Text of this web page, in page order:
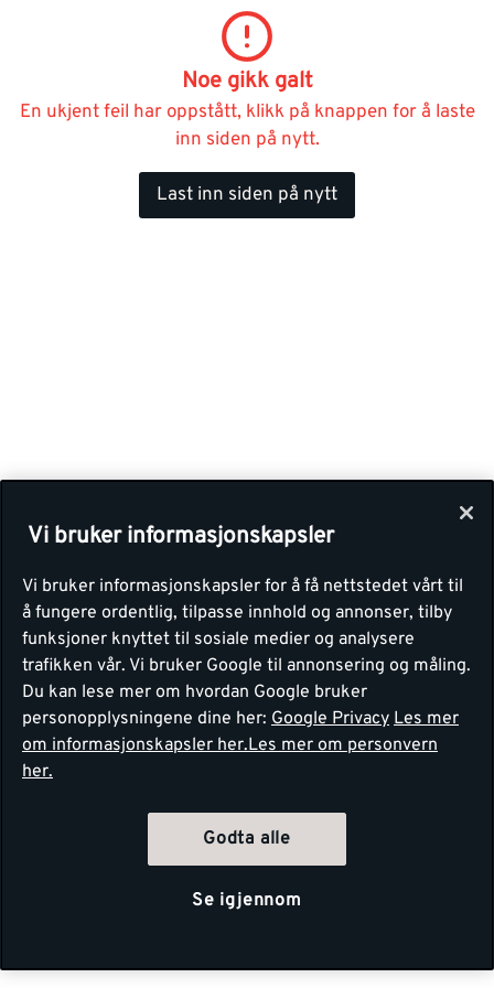
Noe gikk galt
En ukjent feil har oppstått, klikk på knappen for å laste
inn siden på nytt.
Last inn siden på nytt
Vi bruker informasjonskapsler
Vi bruker informasjonskapsler for å få nettstedet vårt til
å fungere ordentlig, tilpasse innhold og annonser, tilby
funksjoner knyttet til sosiale medier og analysere
trafikken vår. Vi bruker Google til annonsering og måling.
Du kan lese mer om hvordan Google bruker
personopplysningene dine her: Google Privacy Les mer
om informasjonskapsler her.Les mer om personvern
her.
Godta alle
Se igjennom